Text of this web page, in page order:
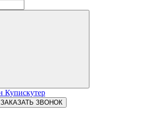
ЗАКАЗАТЬ ЗВОНОК